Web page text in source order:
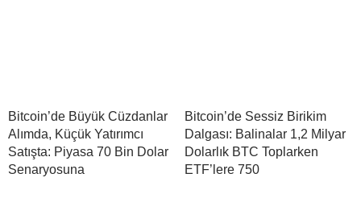
Bitcoin’de Büyük Cüzdanlar
Alımda, Küçük Yatırımcı
Satışta: Piyasa 70 Bin Dolar
Senaryosuna
Bitcoin’de Sessiz Birikim
Dalgası: Balinalar 1,2 Milyar
Dolarlık BTC Toplarken
ETF’lere 750